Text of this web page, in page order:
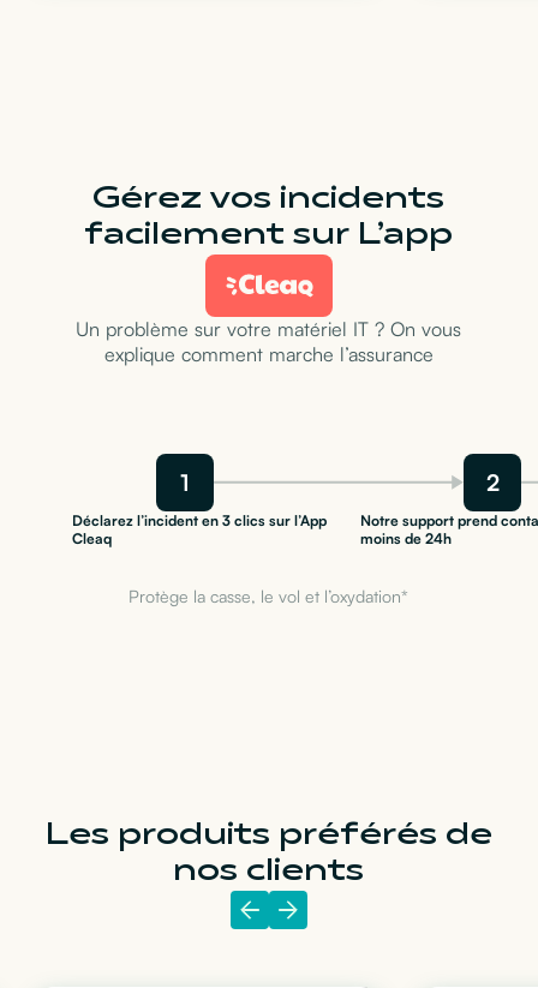
Gérez vos incidents
facilement sur L’app
Un problème sur votre matériel IT ? On vous
explique comment marche l’assurance
1 2
Déclarez l’incident en 3 clics sur l’App
Cleaq
Notre support prend
moins de 24h
Protège la casse, le vol et l’oxydation*
Les produits préférés de
nos clients